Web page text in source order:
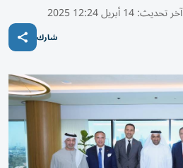
آخر تحديث:14 أبريل 12:24 2025
شارك